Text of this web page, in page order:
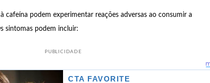
cafeína podem experimentar reações adversas ao consumir a
sintomas podem incluir:
PUBLICIDADE